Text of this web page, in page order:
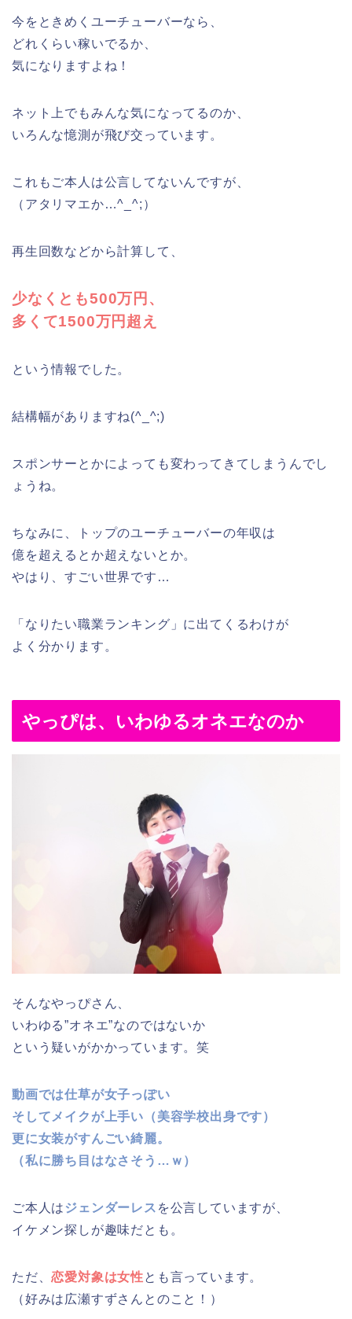
今をときめくユーチューバーなら、
どれくらい稼いでるか、
気になりますよね！
ネット上でもみんな気になってるのか、
いろんな憶測が飛び交っています。
これもご本人は公言してないんですが、
（アタリマエか…^_^;）
再生回数などから計算して、
少なくとも500万円、
多くて1500万円超え
という情報でした。
結構幅がありますね(^_^;)
スポンサーとかによっても変わってきてしまうんでし
ょうね。
ちなみに、トップのユーチューバーの年収は
億を超えるとか超えないとか。
やはり、すごい世界です…
「なりたい職業ランキング」に出てくるわけが
よく分かります。
やっぴは、いわゆるオネエなのか
そんなやっぴさん、
いわゆる”オネエ”なのではないか
という疑いがかかっています。笑
動画では仕草が女子っぽい
そしてメイクが上手い（美容学校出身です）
更に女装がすんごい綺麗。
（私に勝ち目はなさそう…ｗ）
ご本人は ジェンダーレス を公言していますが、
イケメン探しが趣味だとも。
ただ、恋愛対象は女性とも言っています。
（好みは広瀬すずさんとのこと！）